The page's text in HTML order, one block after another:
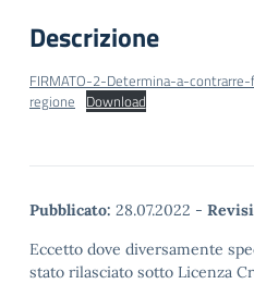
Descrizione
FIRMATO-2-Determina-a-
regione Download
Pubblicato: 28.07.2022 -
Eccetto dove diversamente
stato rilasciato sotto Licenza